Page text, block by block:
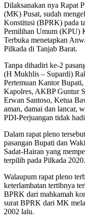
Dilaksanakan nya Rapat
(MK) Pusat, sudah
Konstitusi (BPRK) pada
Pemilihan Umum (KPU)
Terbuka menetapkan
Pilkada di Tanjab Barat.
Tanpa dihadiri ke-2
(H Mukhlis – Supardi)
Pertemuan Kantor
Kapolres, AKBP Guntur
Erwan Santoso, Ketua
aman, damai dan lancar,
PDI-Perjuangan tidak
Dalam rapat pleno
pasangan Bupati dan
Sadat-Hairan yang
terpilih pada Pilkada 2020.
Walaupum rapat pleno
keterlambatan tertibnya
BPRK dari mahkamah
surat BPRK dari MK
2002 lalu.